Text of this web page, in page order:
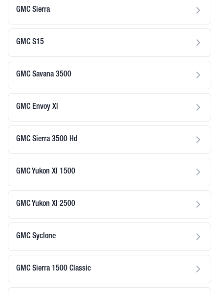
GMC Sierra
GMC S15
GMC Savana 3500
GMC Envoy Xl
GMC Sierra 3500 Hd
GMC Yukon Xl 1500
GMC Yukon Xl 2500
GMC Syclone
GMC Sierra 1500 Classic